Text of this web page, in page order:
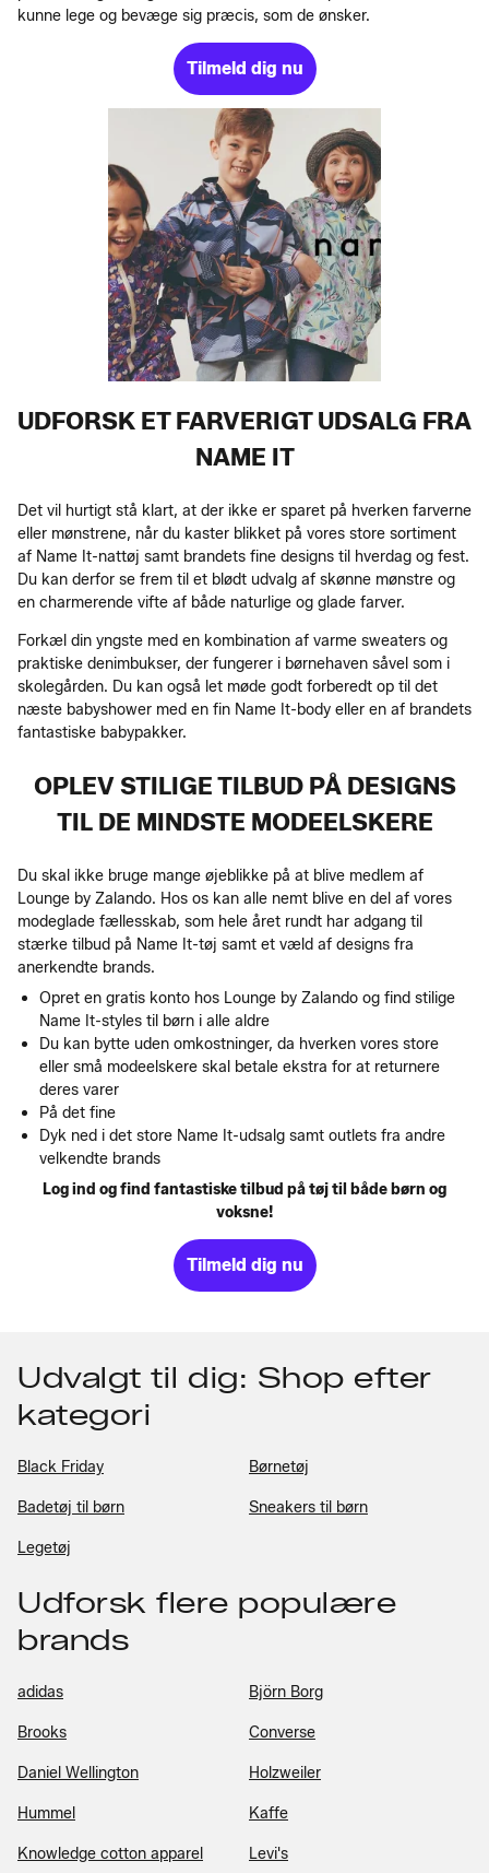
kunne lege og bevæge sig præcis, som de ønsker.
Tilmeld dig nu
UDFORSK ET FARVERIGT UDSALG FRA
NAME IT
Det vil hurtigt stå klart, at der ikke er sparet på hverken farverne
eller mønstrene, når du kaster blikket på vores store sortiment
af Name It-nattøj samt brandets fine designs til hverdag og fest.
Du kan derfor se frem til et blødt udvalg af skønne mønstre og
en charmerende vifte af både naturlige og glade farver.
Forkæl din yngste med en kombination af varme sweaters og
praktiske denimbukser, der fungerer i børnehaven såvel som i
skolegården. Du kan også let møde godt forberedt op til det
næste babyshower med en fin Name It-body eller en af brandets
fantastiske babypakker.
OPLEV STILIGE TILBUD PÅ DESIGNS
TIL DE MINDSTE MODEELSKERE
Du skal ikke bruge mange øjeblikke på at blive medlem af
Lounge by Zalando. Hos os kan alle nemt blive en del af vores
modeglade fællesskab, som hele året rundt har adgang til
stærke tilbud på Name It-tøj samt et væld af designs fra
anerkendte brands.
Opret en gratis konto hos Lounge by Zalando og find stilige
Name It-styles til børn i alle aldre
Du kan bytte uden omkostninger, da hverken vores store
eller små modeelskere skal betale ekstra for at returnere
deres varer
På det fine
Dyk ned i det store Name It-udsalg samt outlets fra andre
velkendte brands
Log ind og find fantastiske tilbud på tøj til både børn og
voksne!
Tilmeld dig nu
Udvalgt til dig: Shop efter
kategori
Black Friday Børnetøj
Badetøj til børn Sneakers til børn
Legetøj
Udforsk flere populære
brands
adidas Björn Borg
Brooks Converse
Daniel Wellington Holzweiler
Hummel Kaffe
Knowledge cotton apparel Levi's